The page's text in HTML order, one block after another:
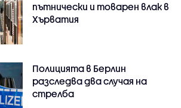
пътнически и товарен влак в
Хърватия
Полицията в Берлин
разследва два случая на
стрелба